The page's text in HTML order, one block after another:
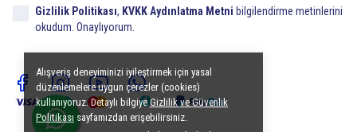
Alışveriş deneyiminizi iyileştirmek için yasal
düzenlemelere uygun çerezler (cookies)
kullanıyoruz. Detaylı bilgiyeGizlilik ve Güvenlik
Politikası sayfamızdan erişebilirsiniz.
Gizlilik Politikası, KVKK Aydınlatma Metni bilgilendirme metinlerini
okudum. Onaylıyorum.